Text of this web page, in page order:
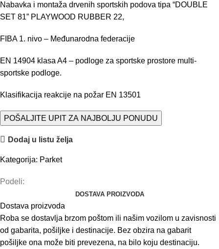
Nabavka i montaža drvenih sportskih podova tipa “DOUBLE
SET 81” PLAYWOOD RUBBER 22,
FIBA 1. nivo – Međunarodna federacije
EN 14904 klasa A4 – podloge za sportske prostore multi-
sportske podloge.
Klasifikacija reakcije na požar EN 13501
POŠALJITE UPIT ZA NAJBOLJU PONUDU
Dodaj u listu želja
Kategorija: Parket
Podeli:
DOSTAVA PROIZVODA
Dostava proizvoda
Roba se dostavlja brzom poštom ili našim vozilom u zavisnosti
od gabarita, pošiljke i destinacije. Bez obzira na gabarit
pošiljke ona može biti prevezena, na bilo koju destinaciju.